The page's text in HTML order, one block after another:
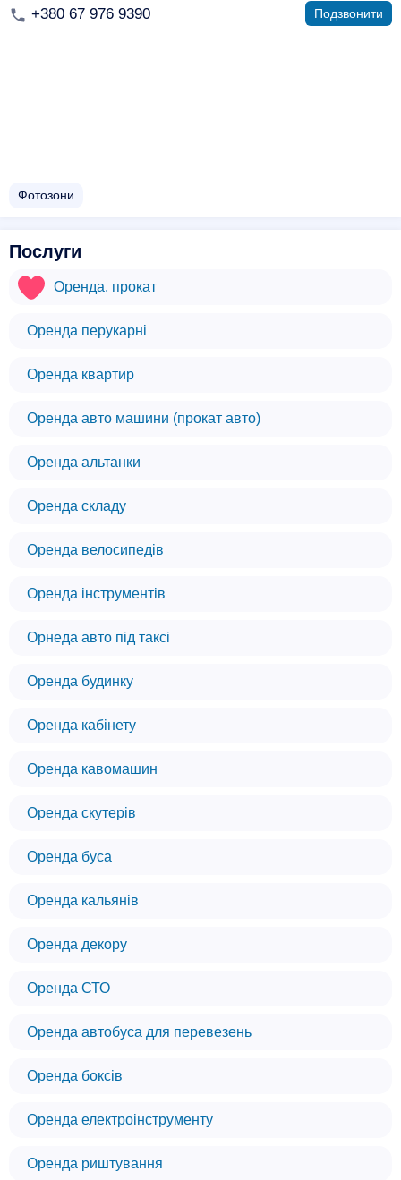
+380 67 976 9390 Подзвонити
Фотозони
Послуги
Оренда, прокат
Оренда перукарні
Оренда квартир
Оренда авто машини (прокат авто)
Оренда альтанки
Оренда складу
Оренда велосипедів
Оренда інструментів
Орнеда авто під таксі
Оренда будинку
Оренда кабінету
Оренда кавомашин
Оренда скутерів
Оренда буса
Оренда кальянів
Оренда декору
Оренда СТО
Оренда автобуса для перевезень
Оренда боксів
Оренда електроінструменту
Оренда риштування